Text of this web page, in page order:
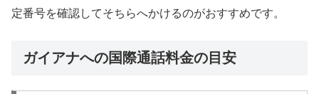
定番号を確認してそちらへかけるのがおすすめです。
ガイアナへの国際通話料金の目安